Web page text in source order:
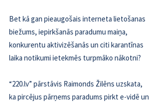
Bet kā gan pieaugošais interneta lietošanas
biežums, iepirkšanās paradumu maiņa,
konkurentu aktivizēšanās un citi karantīnas
laika notikumi ietekmēs turpmāko nākotni?
“220.lv” pārstāvis Raimonds Žilēns uzskata,
ka pircējus pārņems paradums pirkt e-vidē un